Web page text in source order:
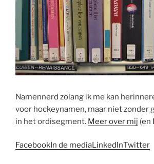
Namennerd zolang ik me kan
voor hockeynamen, maar niet zonder
in het ordisegment. Meer over mij (en
FacebookIn de mediaLinkedInTwitter